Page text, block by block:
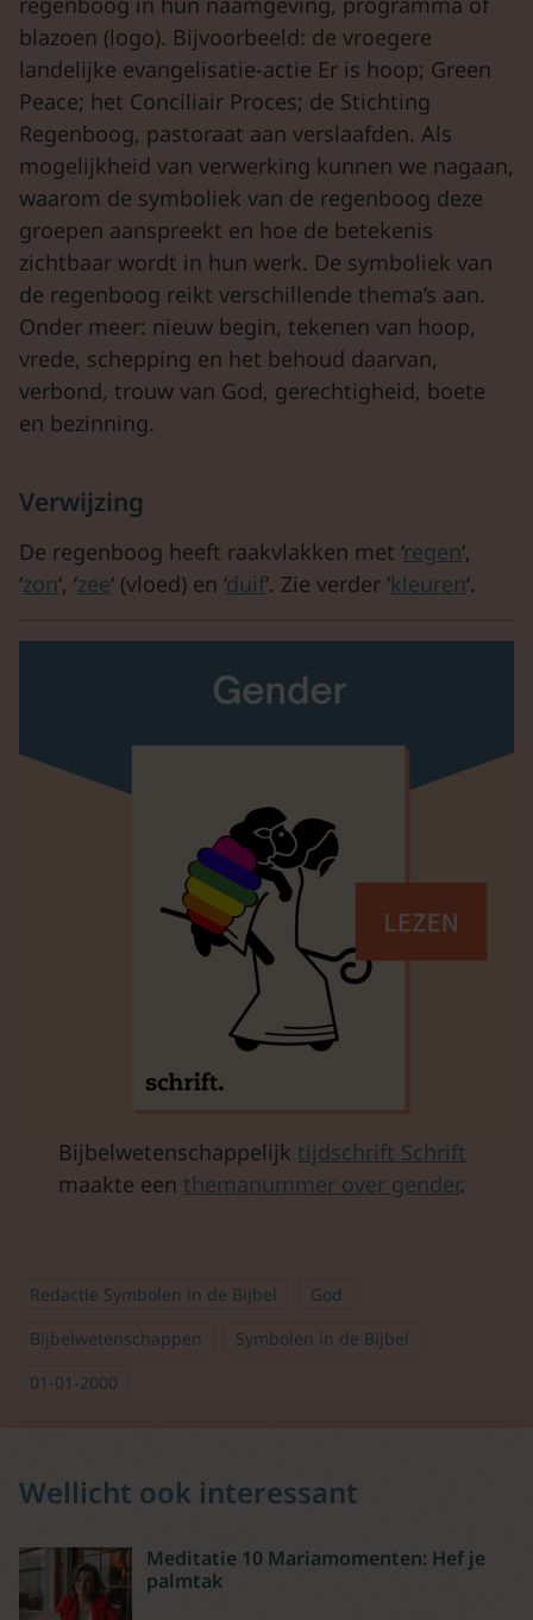
blazoen (logo). Bijvoorbeeld: de vroegere
landelijke evangelisatie-actie Er is hoop; Green
Peace; het Conciliair Proces; de Stichting
Regenboog, pastoraat aan verslaafden. Als
mogelijkheid van verwerking kunnen we nagaan,
waarom de symboliek van de regenboog deze
groepen aanspreekt en hoe de betekenis
zichtbaar wordt in hun werk. De symboliek van
de regenboog reikt verschillende thema’s aan.
Onder meer: nieuw begin, tekenen van hoop,
vrede, schepping en het behoud daarvan,
verbond, trouw van God, gerechtigheid, boete
en bezinning.
Verwijzing
De regenboog heeft raakvlakken met ‘regen‘,
‘zon‘, ‘zee‘ (vloed) en ‘duif‘. Zie verder ‘kleuren‘.
Bijbelwetenschappelijk tijdschrift Schrift
maakte een themanummer over gender.
Redactie Symbolen in de Bijbel
God
Bijbelwetenschappen
Symbolen in de Bijbel
01-01-2000
Wellicht ook interessant
Meditatie 10 Mariamomenten: Hef je
palmtak